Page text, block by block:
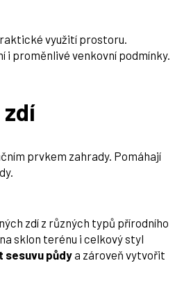
využití prostoru.
i proměnlivé venkovní podmínky.
prvkem zahrady. Pomáhají
zdí z různých typů přírodního
sklon terénu i celkový styl
sesuvu půdya zároveň vytvořit